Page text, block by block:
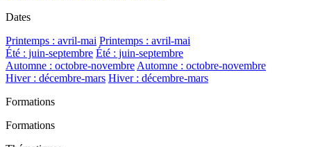
Dates
Printemps : avril-mai Printemps : avril-mai
Été : juin-septembre Été : juin-septembre
Automne : octobre-novembre Automne : octobre-novembre
Hiver : décembre-mars Hiver : décembre-mars
Formations
Formations